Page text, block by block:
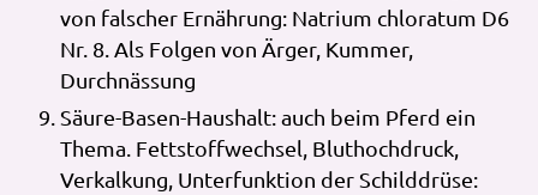
von falscher Ernährung: Natrium chloratum D6
Nr. 8. Als Folgen von Ärger, Kummer,
Durchnässung
Säure-Basen-Haushalt: auch beim Pferd ein
Thema. Fettstoffwechsel, Bluthochdruck,
Verkalkung, Unterfunktion der Schilddrüse: